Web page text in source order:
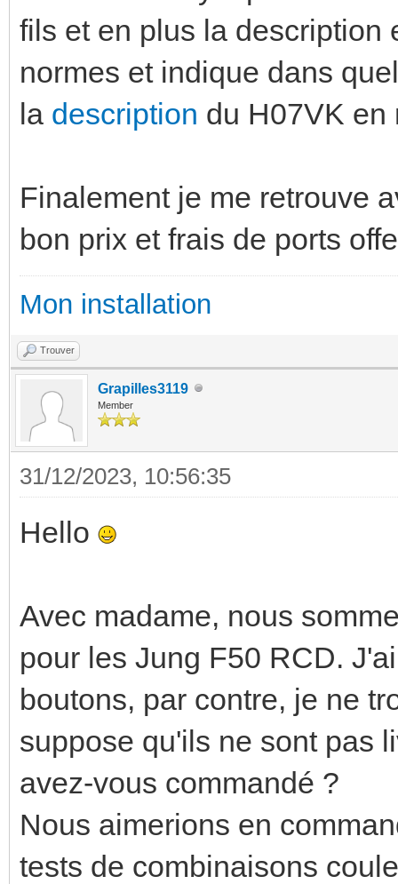
fils et en plus la description
normes et indique dans
la description du H07VK
Finalement je me retrouve
bon prix et frais de ports
Mon installation
Trouver
Grapilles3119
Member
31/12/2023, 10:56:35
Hello
Avec madame, nous
pour les Jung F50 RCD.
boutons, par contre, je ne
suppose qu'ils ne sont pas
avez-vous commandé ?
Nous aimerions en
tests de combinaisons